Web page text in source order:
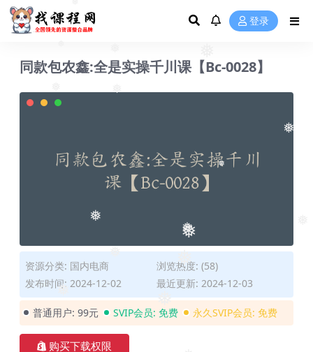
❅
❅
❅
❅
❅
❅
❅
❅
❅
❅
❅
❅
登录
同款包农鑫:全是实操千川课【Bc-0028】
资源分类: 国内电商
浏览热度: (58)
发布时间: 2024-12-02
最近更新: 2024-12-03
普通用户: 99元 SVIP会员: 免费 永久SVIP会员: 免费
购买下载权限